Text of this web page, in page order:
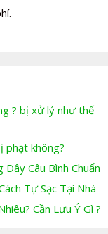
? bị xử lý như thế
phạt không?
Dây Câu Bình Chuẩn
Tự Sạc Tại Nhà
Cần Lưu Ý Gì ?